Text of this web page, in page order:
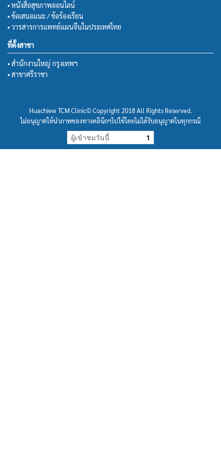
• หนังสือสุขภาพออนไลน์
• ข้อเสนอแนะ / ข้อร้องเรียน
• วารสารการแพทย์แผนจีนในประเทศไทย
ที่ตั้งสาขา
• สำนักงานใหญ่ กรุงเทพฯ
• สาขาศรีราชา
Huachiew TCM Clinic© Copyright 2018 All Rights Reserved.
ไม่อนุญาตให้นำภาพของทางคลินิกฯไปใช้โดยไม่ได้รับอนุญาตในทุกกรณี
ผู้เข้าชมวันนี้ 1